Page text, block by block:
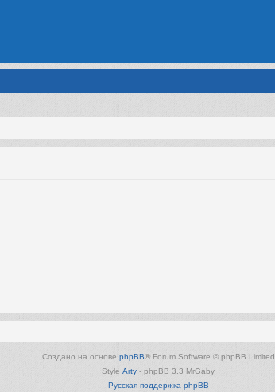
Создано на основе phpBB® Forum Software © phpBB Limited
Style Arty - phpBB 3.3 MrGaby
Русская поддержка phpBB